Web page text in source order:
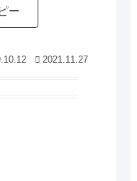
ー
2021.11.27